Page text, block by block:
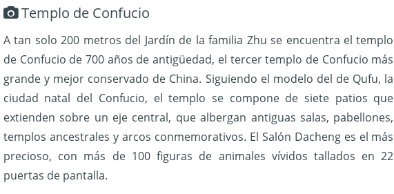
Templo de Confucio
A tan solo 200 metros del Jardín de la familia Zhu se encuentra el templo
de Confucio de 700 años de antigüedad, el tercer templo de Confucio más
grande y mejor conservado de China. Siguiendo el modelo del de Qufu, la
ciudad natal del Confucio, el templo se compone de siete patios que
extienden sobre un eje central, que albergan antiguas salas, pabellones,
templos ancestrales y arcos conmemorativos. El Salón Dacheng es el más
precioso, con más de 100 figuras de animales vívidos tallados en 22
puertas de pantalla.